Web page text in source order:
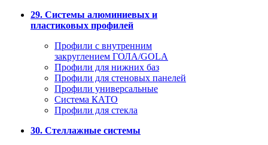
29. Системы алюминиевых и
пластиковых профилей
Профили с внутренним
закруглением ГОЛА/GOLA
Профили для нижних баз
Профили для стеновых панелей
Профили универсальные
Система КАТО
Профили для стекла
30. Стеллажные системы